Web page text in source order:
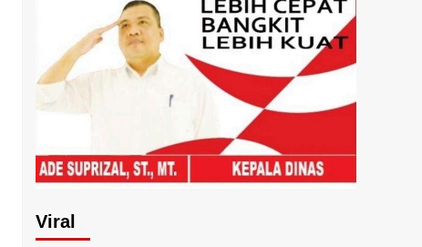
Viral